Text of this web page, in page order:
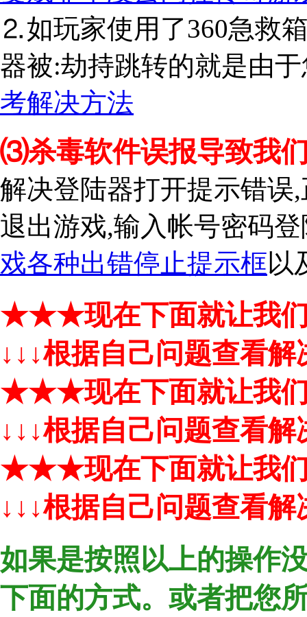
⒉如玩家使用了360急救
器被:劫持跳转的就是由
考解决方法
⑶杀毒软件误报导致我
解决登陆器打开提示错误
退出游戏,输入帐号密码
戏各种出错停止提示框以
★★★现在下面就让我们
↓↓↓根据自己问题查看
★★★现在下面就让我们
↓↓↓根据自己问题查看
★★★现在下面就让我们
↓↓↓根据自己问题查看
如果是按照以上的操作
下面的方式。或者把您